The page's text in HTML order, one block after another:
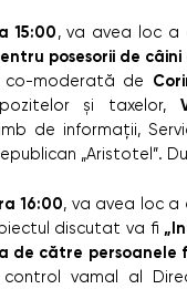
15:00, va avea loc a
posesorii de
moderată de
și taxelor,
de informații,
„Aristotel”.
16:00, va avea loc a
discutat va fi
de către persoanele
control vamal al